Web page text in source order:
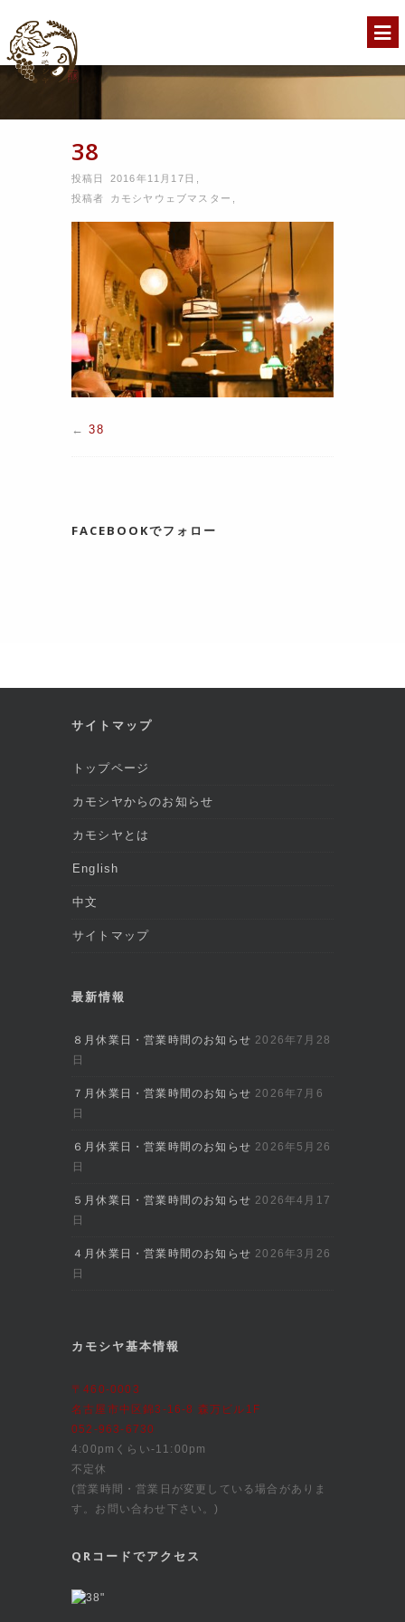
38
投稿日 2016年11月17日
投稿者 カモシヤウェブマスター
←38
FACEBOOKでフォロー
サイトマップ
トップページ
カモシヤからのお知らせ
カモシヤとは
English
中文
サイトマップ
最新情報
８月休業日・営業時間のお知らせ 2026年7月28
日
７月休業日・営業時間のお知らせ 2026年7月6
日
６月休業日・営業時間のお知らせ 2026年5月26
日
５月休業日・営業時間のお知らせ 2026年4月17
日
４月休業日・営業時間のお知らせ 2026年3月26
日
カモシヤ基本情報
〒460-0003
名古屋市中区錦3-16-8 森万ビル1F
052-963-6730
4:00pmくらい-11:00pm
不定休
(営業時間・営業日が変更している場合がありま
す。お問い合わせ下さい。)
QRコードでアクセス